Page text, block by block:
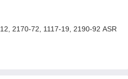
2170-72, 1117-19, 2190-92 ASR